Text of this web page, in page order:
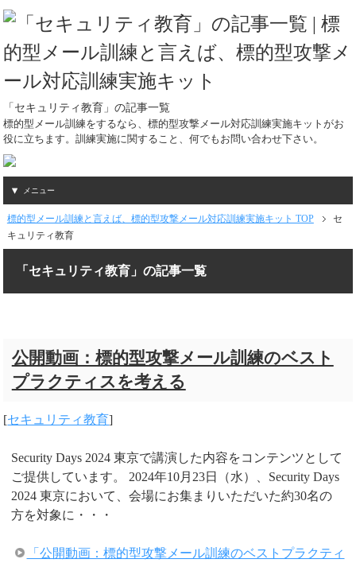
「セキュリティ教育」の記事一覧
標的型メール訓練をするなら、標的型攻撃メール対応訓練実施キットがお
役に立ちます。訓練実施に関すること、何でもお問い合わせ下さい。
メニュー
標的型メール訓練と言えば、標的型攻撃メール対応訓練実施キット TOP
セ
キュリティ教育
「セキュリティ教育」の記事一覧
公開動画：標的型攻撃メール訓練のベスト
プラクティスを考える
[セキュリティ教育]
Security Days 2024 東京で講演した内容をコンテンツとして
ご提供しています。 2024年10月23日（水）、Security Days
2024 東京において、会場にお集まりいただいた約30名の
方を対象に・・・
「公開動画：標的型攻撃メール訓練のベストプラクティ